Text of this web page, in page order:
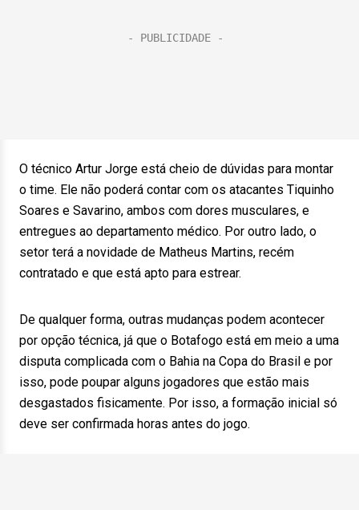
O técnico Artur Jorge está cheio de dúvidas para montar
o time. Ele não poderá contar com os atacantes Tiquinho
Soares e Savarino, ambos com dores musculares, e
entregues ao departamento médico. Por outro lado, o
setor terá a novidade de Matheus Martins, recém
contratado e que está apto para estrear.
De qualquer forma, outras mudanças podem acontecer
por opção técnica, já que o Botafogo está em meio a uma
disputa complicada com o Bahia na Copa do Brasil e por
isso, pode poupar alguns jogadores que estão mais
desgastados fisicamente. Por isso, a formação inicial só
deve ser confirmada horas antes do jogo.